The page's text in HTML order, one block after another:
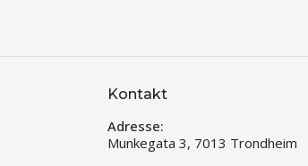
Kontakt
Adresse:
Munkegata 3, 7013 Trondheim